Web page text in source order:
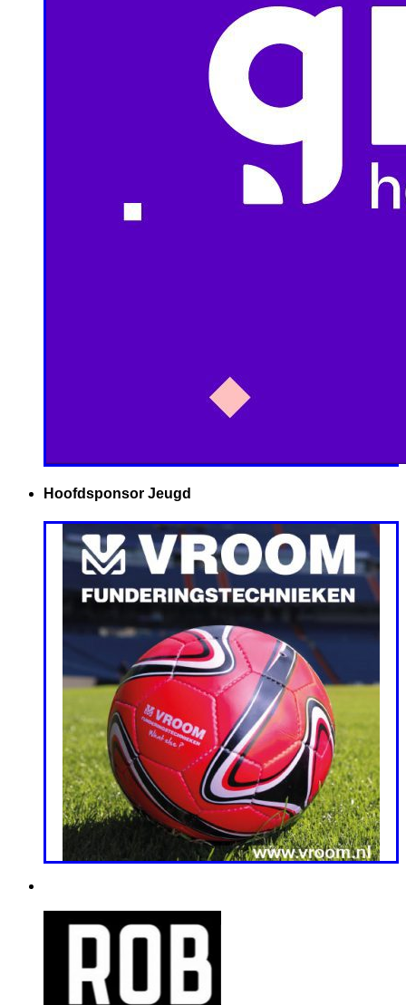
Hoofdsponsor Jeugd